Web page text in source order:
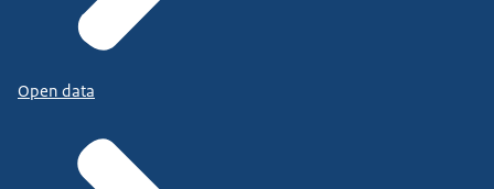
Open data